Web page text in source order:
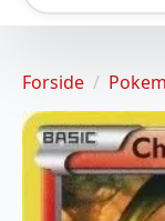
Forside